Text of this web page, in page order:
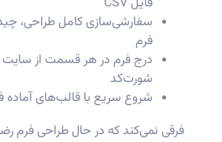
سفارشی‌سازی کامل طراحی،
فرم
درج فرم در هر قسمت از سایت
شورت‌کد
شروع سریع با قالب‌های
فرقی نمی‌کند که در حال طراحی فرم